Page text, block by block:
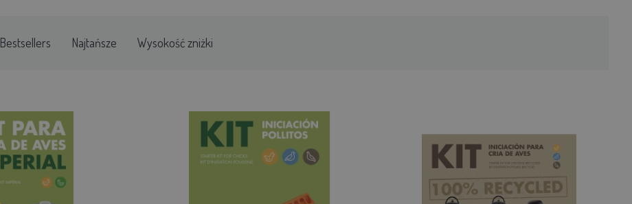
Bestsellers Najtańsze Wysokość zniżki